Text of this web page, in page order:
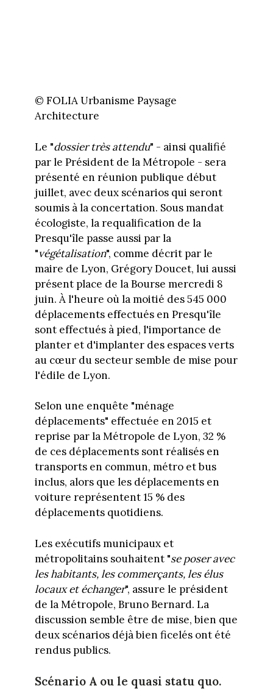
© FOLIA Urbanisme Paysage
Architecture
Le "dossier très attendu" - ainsi qualifié
par le Président de la Métropole - sera
présenté en réunion publique début
juillet, avec deux scénarios qui seront
soumis à la concertation. Sous mandat
écologiste, la requalification de la
Presqu'île passe aussi par la
"végétalisation", comme décrit par le
maire de Lyon, Grégory Doucet, lui aussi
présent place de la Bourse mercredi 8
juin. À l'heure où la moitié des 545 000
déplacements effectués en Presqu'île
sont effectués à pied, l'importance de
planter et d'implanter des espaces verts
au cœur du secteur semble de mise pour
l'édile de Lyon.
Selon une enquête "ménage
déplacements" effectuée en 2015 et
reprise par la Métropole de Lyon, 32 %
de ces déplacements sont réalisés en
transports en commun, métro et bus
inclus, alors que les déplacements en
voiture représentent 15 % des
déplacements quotidiens.
Les exécutifs municipaux et
métropolitains souhaitent "se poser avec
les habitants, les commerçants, les élus
locaux et échanger", assure le président
de la Métropole, Bruno Bernard. La
discussion semble être de mise, bien que
deux scénarios déjà bien ficelés ont été
rendus publics.
Scénario A ou le quasi statu quo.